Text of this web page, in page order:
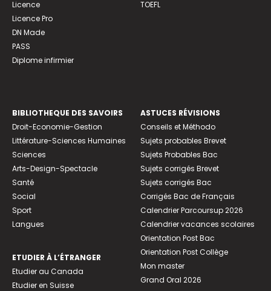
Licence
Licence Pro
DN Made
PASS
Diplome infirmier
TOEFL
BIBLIOTHEQUE DES SAVOIRS
Droit-Economie-Gestion
Littérature-Sciences Humaines
Sciences
Arts-Design-Spectacle
Santé
Social
Sport
Langues
ETUDIER À L’ÉTRANGER
Etudier au Canada
Etudier en Suisse
ASTUCES RÉVISIONS
Conseils et Méthodo
Sujets probables Brevet
Sujets Probables Bac
Sujets corrigés Brevet
Sujets corrigés Bac
Corrigés Bac de Français
Calendrier Parcoursup 2026
Calendrier vacances scolaires
Orientation Post Bac
Orientation Post Collège
Mon master
Grand Oral 2026